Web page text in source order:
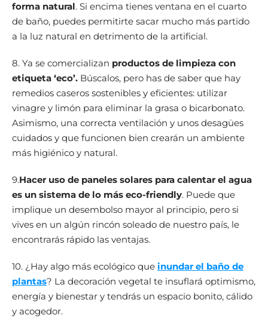
forma natural. Si encima tienes ventana en el cuarto
de baño, puedes permitirte sacar mucho más partido
a la luz natural en detrimento de la artificial.
8. Ya se comercializan productos de limpieza con
etiqueta ‘eco’. Búscalos, pero has de saber que hay
remedios caseros sostenibles y eficientes: utilizar
vinagre y limón para eliminar la grasa o bicarbonato.
Asimismo, una correcta ventilación y unos desagües
cuidados y que funcionen bien crearán un ambiente
más higiénico y natural.
9.Hacer uso de paneles solares para calentar el agua
es un sistema de lo más eco-friendly. Puede que
implique un desembolso mayor al principio, pero si
vives en un algún rincón soleado de nuestro país, le
encontrarás rápido las ventajas.
10. ¿Hay algo más ecológico que inundar el baño de
plantas? La decoración vegetal te insuflará optimismo,
energía y bienestar y tendrás un espacio bonito, cálido
y acogedor.